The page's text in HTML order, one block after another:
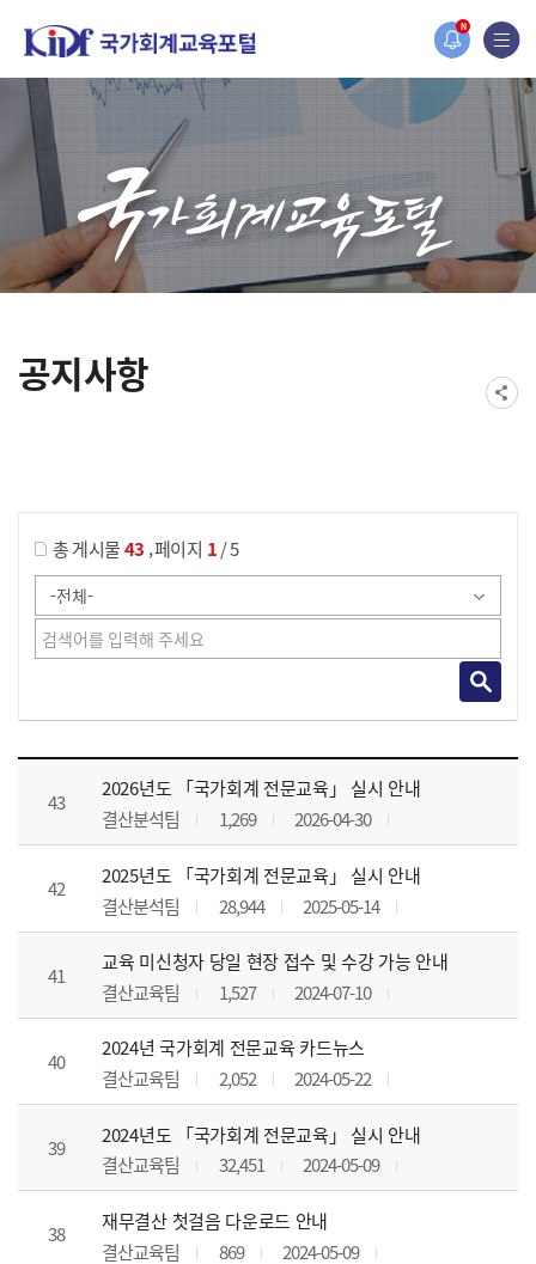
N
홈페이지가 새롭게 개편되었습니다.
한국조세재정연구원홈페이지가 새롭게 개설되었습니다.
공지사항
총 게시물43 ,페이지 1/ 5
공지사항 목록 으로 번호, 제목, 작성자, 조회수, 등록 일, 첨부파일로 나열 되고 있습니다.
43
2026년도 「국가회계 전문교육」 실시 안내
결산분석팀
1,269 2026-04-30
42
2025년도 「국가회계 전문교육」 실시 안내
결산분석팀
28,944 2025-05-14
41
교육 미신청자 당일 현장 접수 및 수강 가능 안내
결산교육팀
1,527 2024-07-10
40
2024년 국가회계 전문교육 카드뉴스
결산교육팀
2,052 2024-05-22
39
2024년도 「국가회계 전문교육」 실시 안내
결산교육팀
32,451 2024-05-09
38
재무결산 첫걸음 다운로드 안내
결산교육팀
869 2024-05-09